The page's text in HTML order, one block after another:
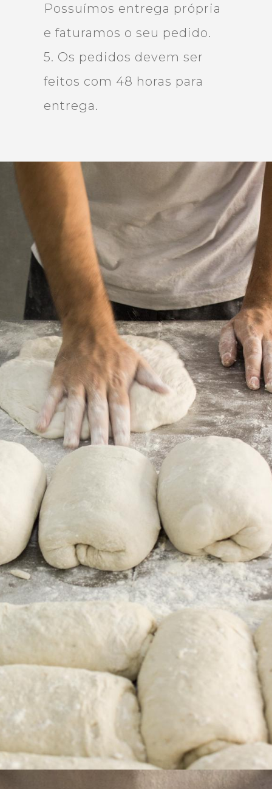
Possuímos entrega própria
e faturamos o seu pedido.
5. Os pedidos devem ser
feitos com 48 horas para
entrega.